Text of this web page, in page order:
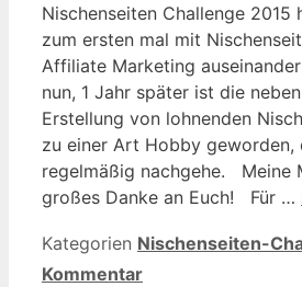
Nischenseiten Challenge 2015
zum ersten mal mit
Affiliate Marketing
nun, 1 Jahr später ist die
Erstellung von lohnenden
zu einer Art Hobby geworden,
regelmäßig nachgehe. Meine
großes Danke an Euch! Für …
Kategorien Nischenseiten-
Kommentar